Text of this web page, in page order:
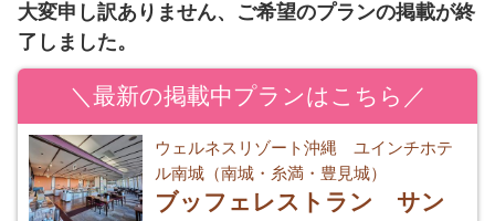
大変申し訳ありません、ご希望のプランの掲載が終
了しました。
＼最新の掲載中プランはこちら／
ウェルネスリゾート沖縄 ユインチホテ
ル南城（南城・糸満・豊見城）
ブッフェレストラン サン